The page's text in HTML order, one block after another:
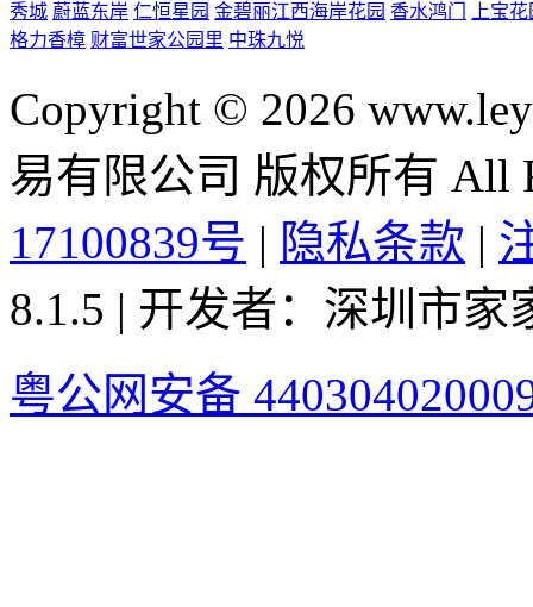
秀城 蔚蓝东岸 仁恒星园 金碧丽江西海岸花园 香水鸿门
上宝花
格力香樟 财富世家公园里 中珠九悦
Copyright © 2026
易有限公司 版权所有 All
17100839号 | 隐私条款 |
8.1.5 | 开发者：深圳市
粤公网安备